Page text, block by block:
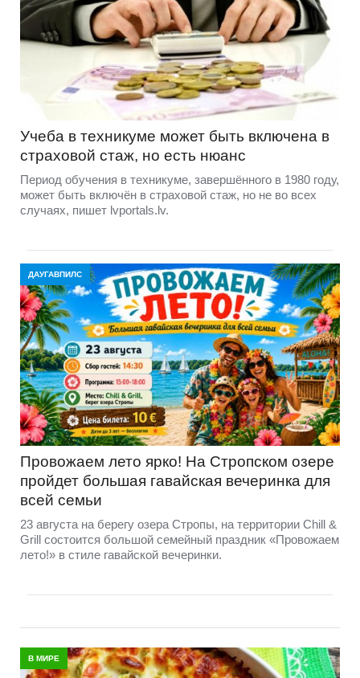
Учеба в техникуме может быть включена в
страховой стаж, но есть нюанс
Период обучения в техникуме, завершённого в 1980 году,
может быть включён в страховой стаж, но не во всех
случаях, пишет lvportals.lv.
ДАУГАВПИЛС
Провожаем лето ярко! На Стропском озере
пройдет большая гавайская вечеринка для
всей семьи
23 августа на берегу озера Стропы, на территории Chill &
Grill состоится большой семейный праздник «Провожаем
лето!» в стиле гавайской вечеринки.
В МИРЕ